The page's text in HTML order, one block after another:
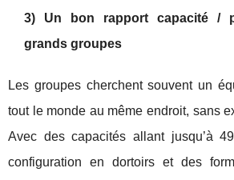
3) Un bon rapport capacité /
grands groupes
Les groupes cherchent souvent un
tout le monde au même endroit, sans
Avec des capacités allant jusqu’à
configuration en dortoirs et des